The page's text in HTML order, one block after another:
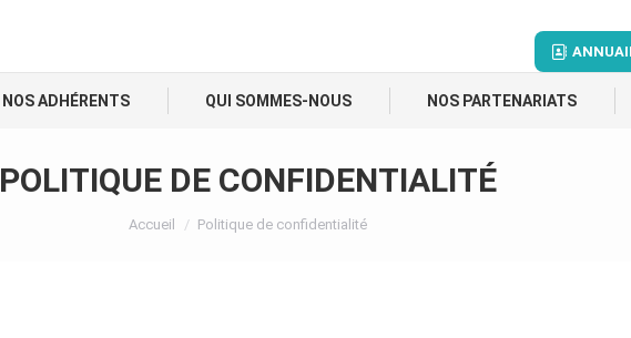
NOS ADHÉRENTS QUI SOMMES-NOUS NOS PARTENARIATS
POLITIQUE DE CONFIDENTIALITÉ
Vous êtes ici :
Accueil Politique de confidentialité